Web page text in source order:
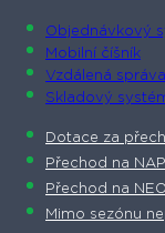
Objednávkový
Mobilní číšník
Vzdálená správa
Skladový
Dotace za
Přechod na
Přechod na
Mimo sezónu